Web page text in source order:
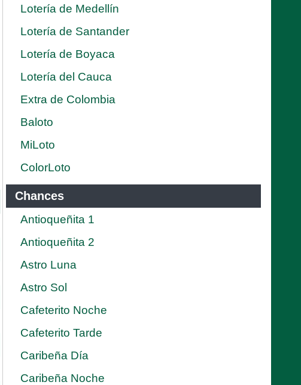
Lotería de Medellín
Lotería de Santander
Lotería de Boyaca
Lotería del Cauca
Extra de Colombia
Baloto
MiLoto
ColorLoto
Chances
Antioqueñita 1
Antioqueñita 2
Astro Luna
Astro Sol
Cafeterito Noche
Cafeterito Tarde
Caribeña Día
Caribeña Noche